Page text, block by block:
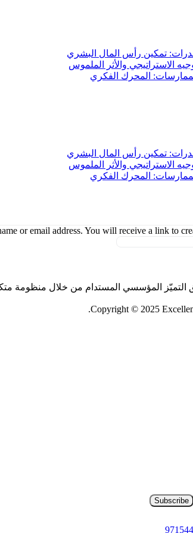
تمكين رأس المال البشري
الاستراتيجي والأثر الملموس
المحرك الفكري
تمكين رأس المال البشري
الاستراتيجي والأثر الملموس
المحرك الفكري
or email address. You will receive a link to
المؤسسي المستدام من خلال منظومة
Copyright © 2025